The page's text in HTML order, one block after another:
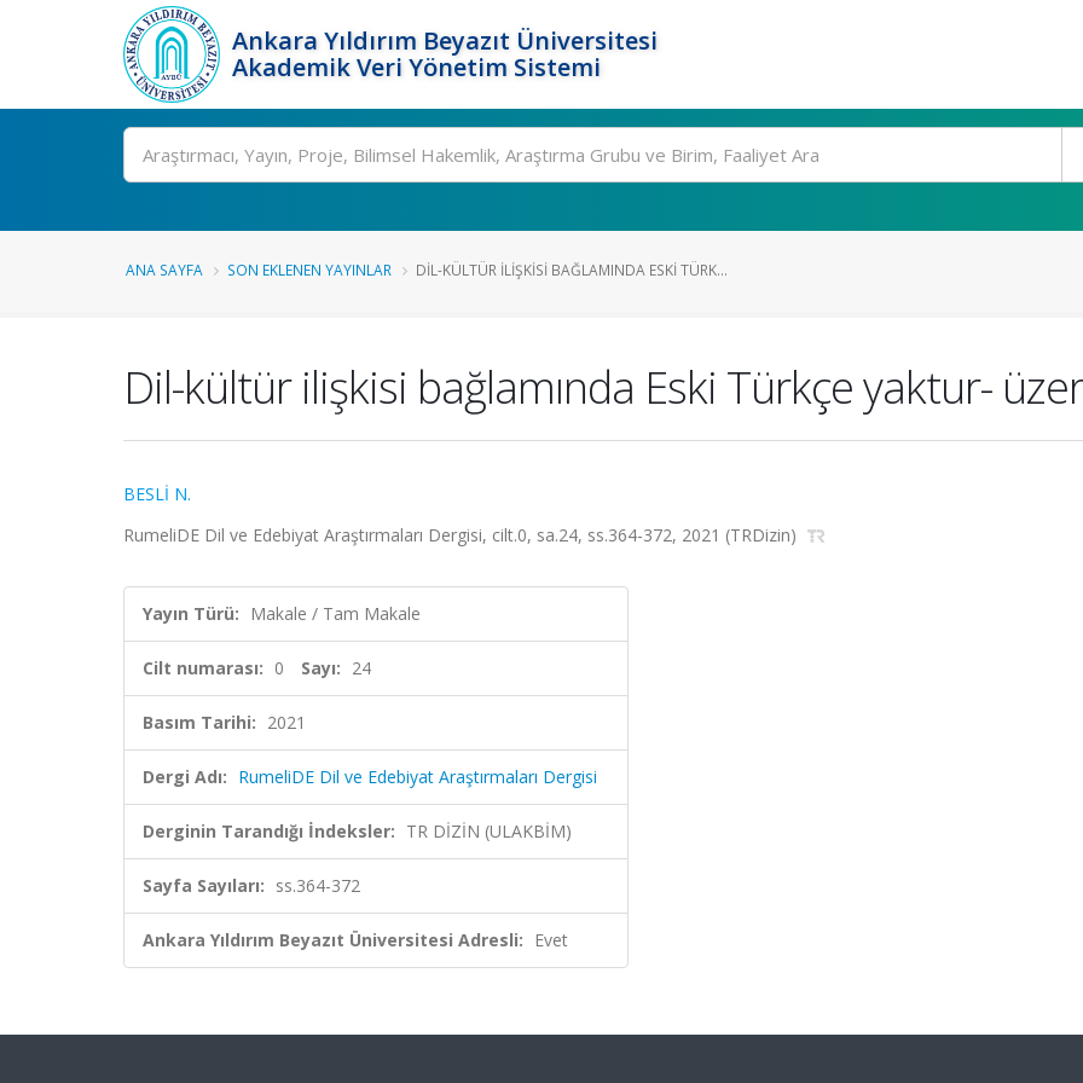
Ankara Yıldırım Beyazıt Üniversitesi
Akademik Veri Yönetim Sistemi
Ara
ANA SAYFA SON EKLENEN YAYINLAR DIL-KÜLTÜR ILIŞKISI BAĞLAMINDA ESKI TÜRK...
Dil-kültür ilişkisi bağlamında Eski Türkçe yaktur-
BESLİ N.
RumeliDE Dil ve Edebiyat Araştırmaları Dergisi, cilt.0, sa.24, ss.364-372, 2021 (TRDizin)
Yayın Türü: Makale / Tam Makale
Cilt numarası: 0 Sayı: 24
Basım Tarihi: 2021
Dergi Adı: RumeliDE Dil ve Edebiyat Araştırmaları Dergisi
Derginin Tarandığı İndeksler: TR DİZİN (ULAKBİM)
Sayfa Sayıları: ss.364-372
Ankara Yıldırım Beyazıt Üniversitesi Adresli: Evet